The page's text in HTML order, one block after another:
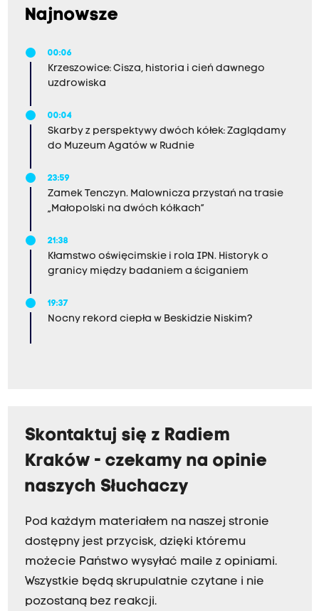
Najnowsze
00:06
Krzeszowice: Cisza, historia i cień dawnego
uzdrowiska
00:04
Skarby z perspektywy dwóch kółek: Zaglądamy
do Muzeum Agatów w Rudnie
23:59
Zamek Tenczyn. Malownicza przystań na trasie
„Małopolski na dwóch kółkach”
21:38
Kłamstwo oświęcimskie i rola IPN. Historyk o
granicy między badaniem a ściganiem
19:37
Nocny rekord ciepła w Beskidzie Niskim?
Skontaktuj się z Radiem
Kraków - czekamy na opinie
naszych Słuchaczy
Pod każdym materiałem na naszej stronie
dostępny jest przycisk, dzięki któremu
możecie Państwo wysyłać maile z opiniami.
Wszystkie będą skrupulatnie czytane i nie
pozostaną bez reakcji.